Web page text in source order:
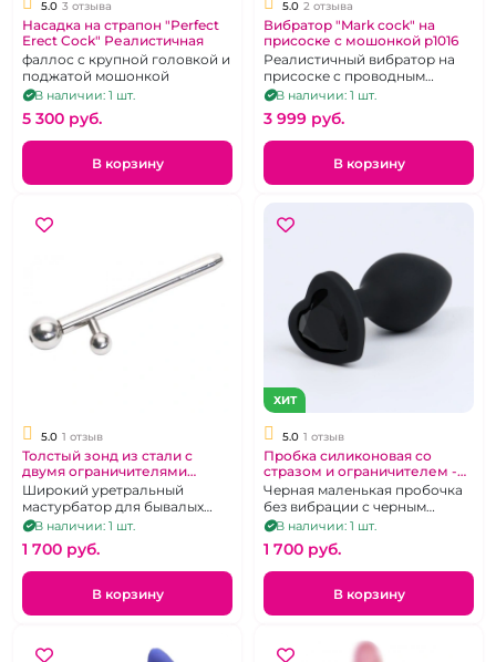
5.0 3 отзыва
Насадка на страпон "Perfect
Erect Cock" Реалистичная
фаллос с крупной головкой и
поджатой мошонкой
В наличии: 1 шт.
5 300 pуб.
В корзину
5.0 2 отзыва
Вибратор "Mark cock" на
присоске с мошонкой p1016
Реалистичный вибратор на
присоске с проводным
пультом, 8 режимов
вибраций.
В наличии: 1 шт.
3 999 pуб.
В корзину
5.0 1 отзыв
Толстый зонд из стали с
двумя ограничителями
«Notabu»
Широкий уретральный
мастурбатор для бывалых
экспериментаторов
В наличии: 1 шт.
1 700 pуб.
В корзину
ХИТ
5.0 1 отзыв
Пробка силиконовая со
стразом и ограничителем -
Сердце "Ювелир"
Черная маленькая пробочка
без вибрации с черным
кристаллом, размер S
В наличии: 1 шт.
1 700 pуб.
В корзину